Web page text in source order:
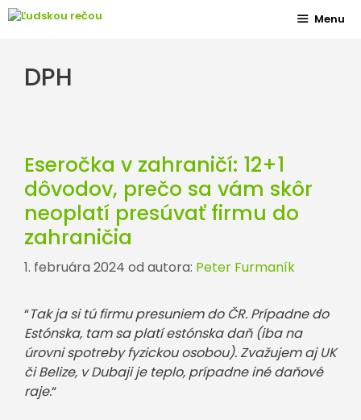
Preskočiť
Menu
DPH
Eseročka v zahraničí: 12+1
dôvodov, prečo sa vám skôr
neoplatí presúvať firmu do
zahraničia
1. februára 2024 od autora: Peter Furmaník
“Tak ja si tú firmu presuniem do ČR. Prípadne do
Estónska, tam sa platí estónska daň (iba na
úrovni spotreby fyzickou osobou). Zvažujem aj UK
či Belize, v Dubaji je teplo, prípadne iné daňové
raje.“